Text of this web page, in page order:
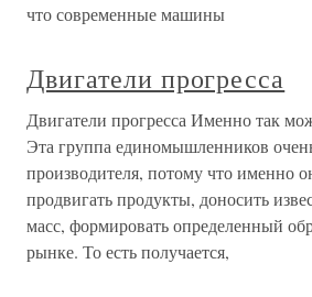
что современные машины
Двигатели прогресса
Двигатели прогресса Именно так
Эта группа единомышленников
производителя, потому что именно
продвигать продукты, доносить
масс, формировать определенный
рынке. То есть получается,